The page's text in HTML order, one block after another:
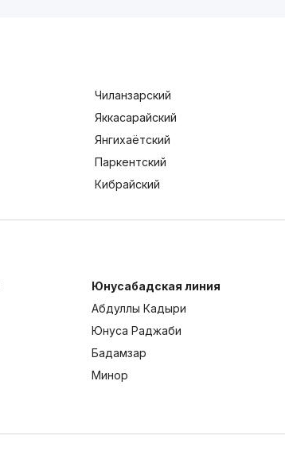
Чиланзарский
Яккасарайский
Янгихаётский
Паркентский
Кибрайский
Юнусабадская линия
Абдуллы Кадыри
Юнуса Раджаби
Бадамзар
Минор